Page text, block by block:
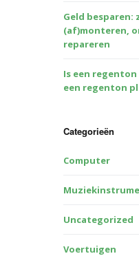
Geld besparen:
(af)monteren,
repareren
Is een
een regenton
Categorieën
Computer
Uncategorized
Voertuigen